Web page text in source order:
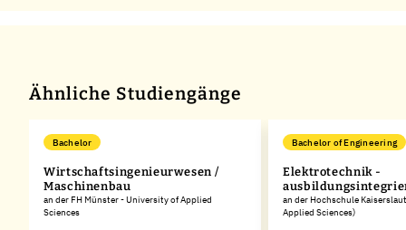
Ähnliche Studiengänge
Bachelor
Wirtschaftsingenieurwesen /
Maschinenbau
an der FH Münster - University of Applied
Sciences
Bachelor of Engineering
Elektrotechnik -
an der Hochschule
Applied Sciences)